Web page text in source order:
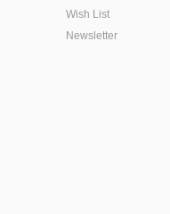
Wish List
Newsletter